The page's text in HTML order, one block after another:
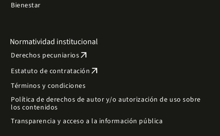
Bienestar
Normatividad institucional
Derechos pecuniariosarrow_outward
Estatuto de contratación arrow_outward
Términos y condiciones
Política de derechos de autor y/o autorización de uso sobre
los contenidos
Transparencia y acceso a la información pública